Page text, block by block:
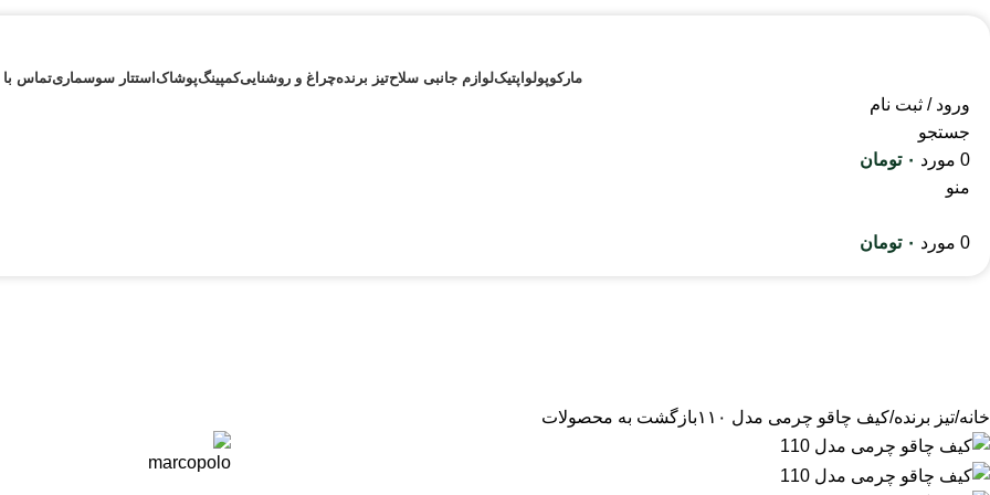
مارکوپولو اپتیکلوازم جانبی سلاحتیز برندهچراغ و روشناییکمپینگپوشاکاستتار سوسماریتماس با
ورود / ثبت نام
جستجو
0 مورد ۰ تومان
منو
0 مورد ۰ تومان
خانه تیز برنده کیف چاقو چرمی مدل ۱۱۰ بازگشت به محصولات